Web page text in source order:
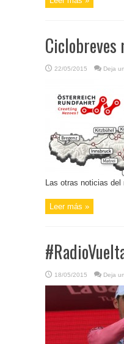
Ciclobreves
22/05/2015 Deja
Las otras noticias
Leer más »
18/05/2015 Deja